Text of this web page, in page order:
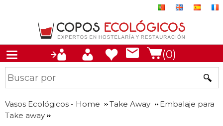
(0)
Vasos Ecológicos - Home Take Away
Embalaje para
Take away